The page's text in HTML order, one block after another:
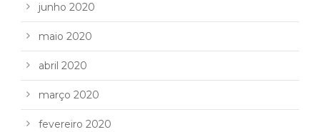
junho 2020
maio 2020
abril 2020
março 2020
fevereiro 2020